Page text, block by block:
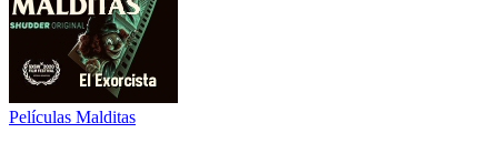
Películas Malditas